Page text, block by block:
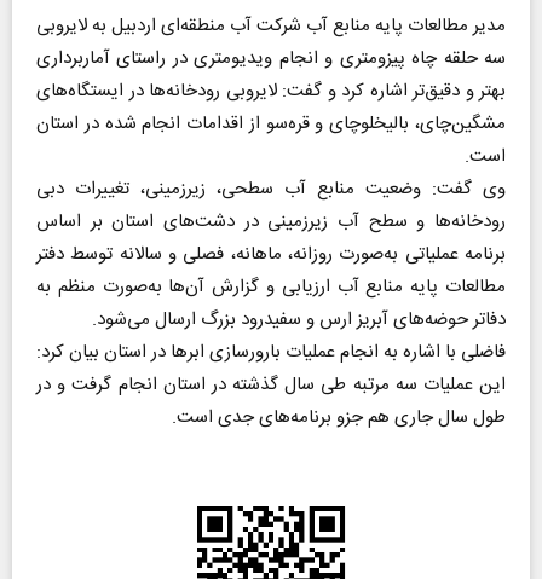
مدیر مطالعات پایه منابع آب شرکت آب منطقه‌ای اردبیل به لایروبی
سه حلقه چاه پیزومتری و انجام ویدیومتری در راستای آماربرداری
بهتر و دقیق‌تر اشاره کرد و گفت: لایروبی رودخانه‌ها در ایستگاه‌های
مشگین‌چای، بالیخلوچای و قره‌سو از اقدامات انجام شده در استان
است.
وی گفت: وضعیت منابع آب سطحی، زیرزمینی، تغییرات دبی
رودخانه‌ها و سطح آب زیرزمینی در دشت‌های استان بر اساس
برنامه عملیاتی به‌صورت روزانه، ماهانه، فصلی و سالانه توسط دفتر
مطالعات پایه منابع آب ارزیابی و گزارش آن‌ها به‌صورت منظم به
دفاتر حوضه‌های آبریز ارس و سفیدرود بزرگ ارسال می‌شود.
فاضلی با اشاره به انجام عملیات بارورسازی ابر‌ها در استان بیان کرد:
این عملیات سه مرتبه طی سال گذشته در استان انجام گرفت و در
طول سال جاری هم جزو برنامه‌های جدی است.